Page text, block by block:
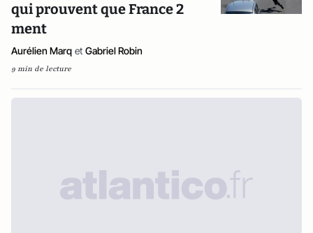
qui prouvent que France 2
ment
Aurélien Marq et Gabriel Robin
9 min de lecture